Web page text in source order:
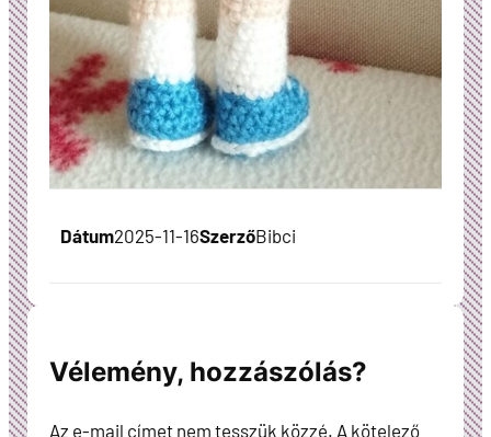
Dátum2025-11-16SzerzőBibci
Vélemény, hozzászólás?
Az e-mail címet nem tesszük közzé. A kötelező